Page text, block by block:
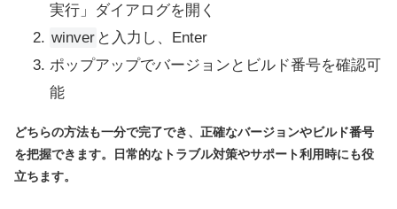
実行」ダイアログを開く
winver と入力し、Enter
ポップアップでバージョンとビルド番号を確認可
能
どちらの方法も一分で完了でき、正確なバージョンやビルド番号
を把握できます。日常的なトラブル対策やサポート利用時にも役
立ちます。